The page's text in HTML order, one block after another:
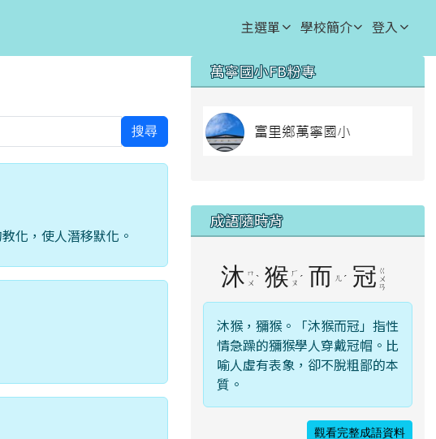
主選單 學校簡介 登入
⏸
搜尋
化，使人潛移默化。
右邊區域內容
萬寧國小FB粉專
成語隨時背
沐 ㄇ
ㄨ ˋ 猴 ㄏ
ㄡ ˊ 而 ㄦ ˊ 冠 ㄍ
ㄨ
ㄢ
沐猴，獼猴。「沐猴而冠」指性
情急躁的獼猴學人穿戴冠帽。比
喻人虛有表象，卻不脫粗鄙的本
質。
觀看完整成語資料